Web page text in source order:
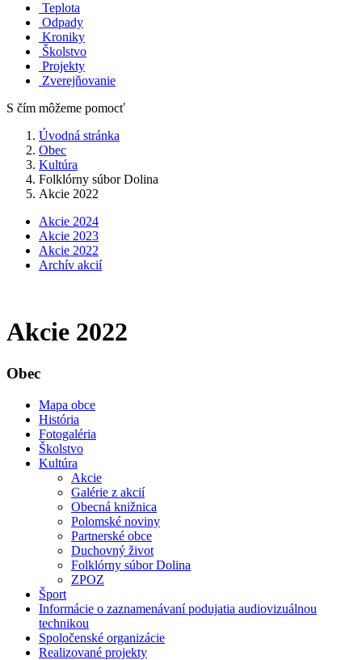
Teplota
Odpady
Kroniky
Školstvo
Projekty
Zverejňovanie
S čím môžeme pomocť
Úvodná stránka
Obec
Kultúra
Folklórny súbor Dolina
Akcie 2022
Akcie 2024
Akcie 2023
Akcie 2022
Archív akcií
Akcie 2022
Obec
Mapa obce
História
Fotogaléria
Školstvo
Kultúra
Akcie
Galérie z akcií
Obecná knižnica
Polomské noviny
Partnerské obce
Duchovný život
Folklórny súbor Dolina
ZPOZ
Šport
Informácie o zaznamenávaní podujatia audiovizuálnou
technikou
Spoločenské organizácie
Realizované projekty